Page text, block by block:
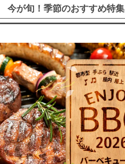
今が旬！季節のおすすめ特集